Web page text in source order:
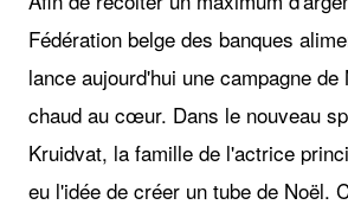
Fédération belge des banques
lance aujourd'hui une campagne de
chaud au cœur. Dans le nouveau
Kruidvat, la famille de l'actrice
eu l'idée de créer un tube de Noël.